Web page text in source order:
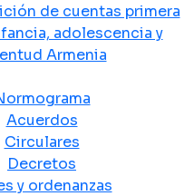
de cuentas primera
adolescencia y
Armenia
Acuerdos
Circulares
Decretos
y ordenanzas